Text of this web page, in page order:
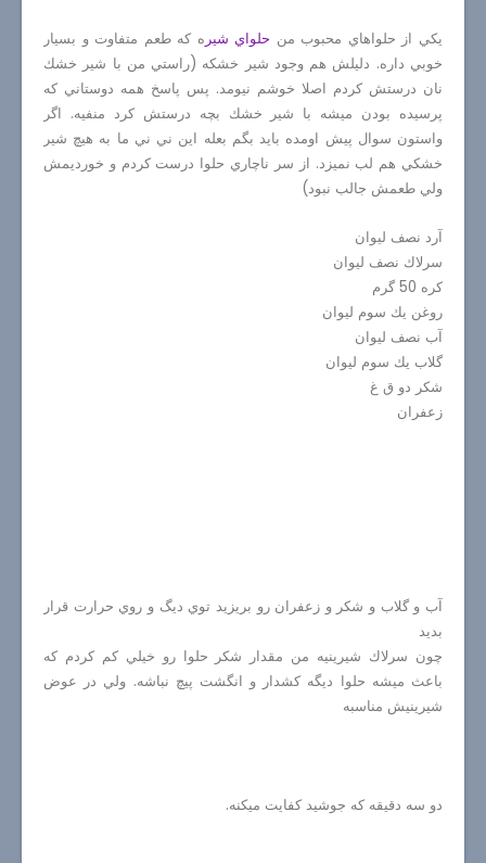
يكي از حلواهاي محبوب من حلواي شير ه كه طعم متفاوت و بسيار
خوبي داره. دليلش هم وجود شير خشكه (راستي من با شير خشك
نان درستش كردم اصلا خوشم نيومد. پس پاسخ همه دوستاني كه
پرسيده بودن ميشه با شير خشك بچه درستش كرد منفيه. اگر
واستون سوال پيش اومده بايد بگم بعله اين ني ني ما به هيچ شير
خشكي هم لب نميزد. از سر ناچاري حلوا درست كردم و خورديمش
ولي طعمش جالب نبود)
آرد نصف ليوان
سرلاك نصف ليوان
كره 50 گرم
روغن يك سوم ليوان
آب نصف ليوان
گلاب يك سوم ليوان
شكر دو ق غ
زعفران
آب و گلاب و شكر و زعفران رو بريزيد توي ديگ و روي حرارت قرار
بديد
چون سرلاك شيرينيه من مقدار شكر حلوا رو خيلي كم كردم كه
باعث ميشه حلوا ديگه كشدار و انگشت پيچ نباشه. ولي در عوض
شيرينيش مناسبه
دو سه دقیقه که جوشید کفایت میکنه.